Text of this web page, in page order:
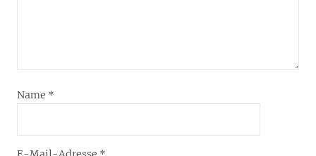
Name *